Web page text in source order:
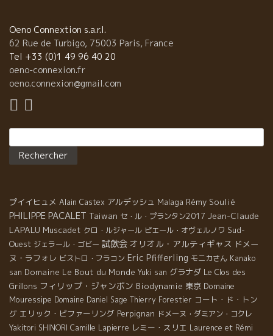
Oeno Connextion s.a.r.l.
62 Rue de Turbigo, 75003 Paris, France
Tel +33 (0)1 49 96 40 20
oeno-connexion.fr
oeno.connexion@gmail.com
プイイヒュメ Alain Castex アルデッシュ Malaga Rémy Soulié
PHILIPPE PACALET Taiwan セ・ル・プランタン2017 Jean-Claude
LAPALU Muscadet クロ・ルジャール ピエール・オヴェルノワ Sud-
Ouest ジェラール・ゴビー 試飲会 オリオル・アルティギャス ドメー
ヌ・ラフォレ ビストロ・フラコン Eric Pfifferling モニカさん Kanako
san Domaine Le Bout du Monde Yuki san グラナダ Le Clos des
Grillons フィリップ・ジャンボン Biodynamie 東京 Domaine
Mouressipe Domaine Daniel Sage Thierry Forestier コート・ド・トン
グ エリック・ピファーリング Perpignan ドメーヌ・ダミアン・コクレ
Yakitori SHINORI Camille Lapierre レミー・スリエ Laurence et Rémi